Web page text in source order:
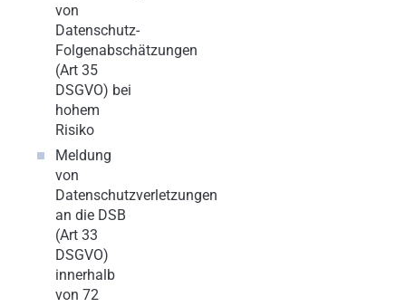
von
Datenschutz-
Folgenabschätzungen
(Art 35
DSGVO) bei
hohem
Risiko
Meldung
von
Datenschutzverletzungen
an die DSB
(Art 33
DSGVO)
innerhalb
von 72